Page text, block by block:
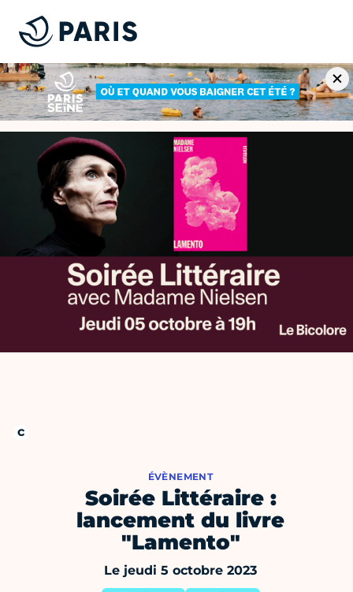
ÉVÈNEMENT
Soirée Littéraire :
lancement du livre
"Lamento"
Le jeudi 5 octobre 2023